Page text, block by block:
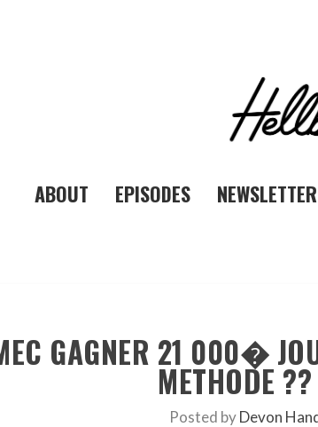
ABOUT EPISODES NEWSLETTER
GAGNER 21 000�
METHODE
Posted byDevon